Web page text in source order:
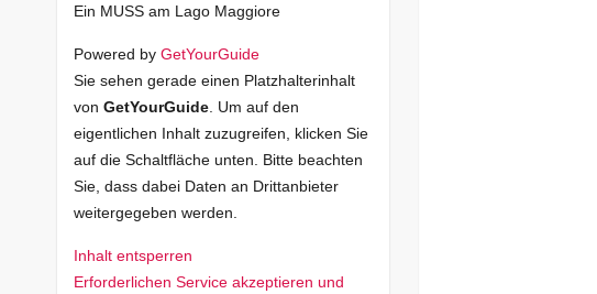
Ein MUSS am Lago Maggiore
Powered by GetYourGuide
Sie sehen gerade einen Platzhalterinhalt
von GetYourGuide. Um auf den
eigentlichen Inhalt zuzugreifen, klicken Sie
auf die Schaltfläche unten. Bitte beachten
Sie, dass dabei Daten an Drittanbieter
weitergegeben werden.
Inhalt entsperren
Erforderlichen Service akzeptieren und